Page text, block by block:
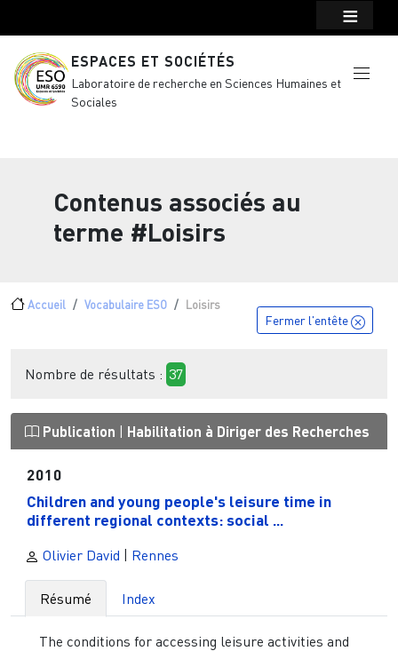
ESPACES ET SOCIÉTÉS
Laboratoire de recherche en Sciences Humaines et
Sociales
Contenus associés au
terme #Loisirs
Fil d'Ariane
Accueil Vocabulaire ESO Loisirs
Fermer l'entête
Nombre de résultats : 37
Publication Habilitation à Diriger des Recherches
2010
Children and young people's leisure time in
different regional contexts: social ...
Olivier David | Rennes
Résumé Index
The conditions for accessing leisure activities and